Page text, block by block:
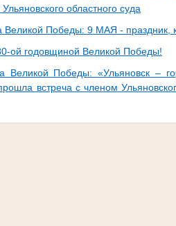
областного суда
Великой Победы: 9 МАЯ - праздник,
ой годовщиной Великой Победы!
Великой Победы: «Ульяновск –
встреча с членом